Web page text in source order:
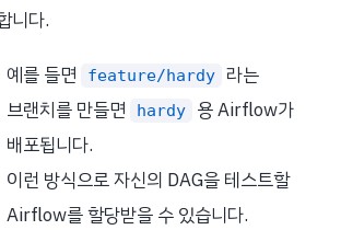
니다.
예를 들면
feature/hardy 라는
브랜치를 만들면
hardy
용 Airflow가
배포됩니다.
이런 방식으로 자신의 DAG을 테스트할
Airflow를 할당받을 수 있습니다.